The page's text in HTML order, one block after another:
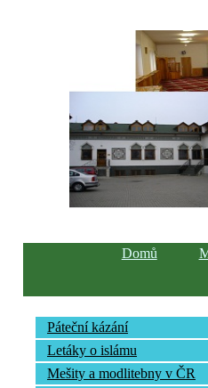
Domů
Páteční kázání
Letáky o islámu
Mešity a modlitebny v ČR